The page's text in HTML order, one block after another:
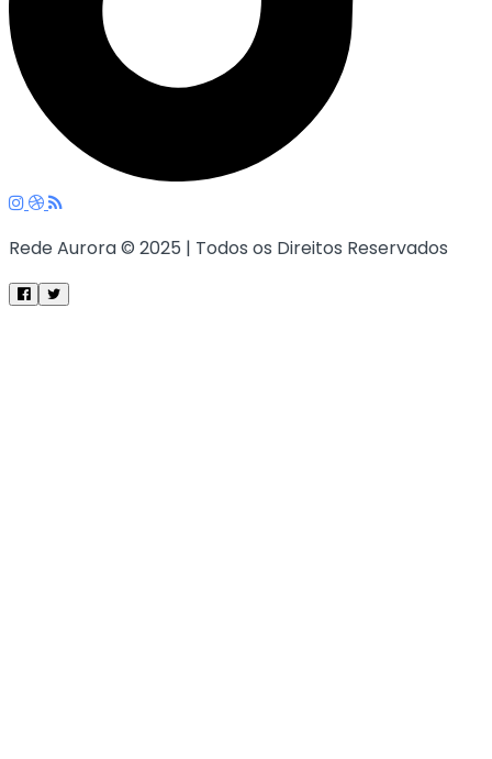
Rede Aurora © 2025 | Todos os Direitos Reservados